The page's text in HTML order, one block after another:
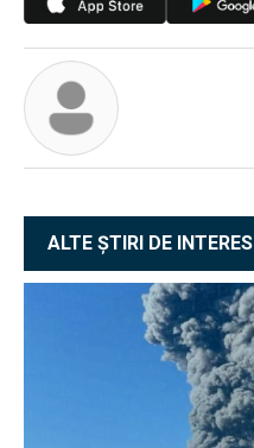
ALTE ȘTIRI DE INTERES